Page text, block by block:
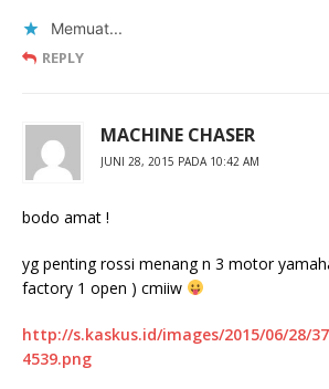
Memuat...
REPLY
MACHINE CHASER
JUNI 28, 2015 PADA 10:42 AM
bodo amat !
yg penting rossi menang n 3 motor
factory 1 open ) cmiiw
http://s.kaskus.id/images/2015/06/28/
4539.png